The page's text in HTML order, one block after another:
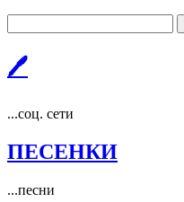
🖊
...соц. сети
ПЕСЕНКИ
...песни